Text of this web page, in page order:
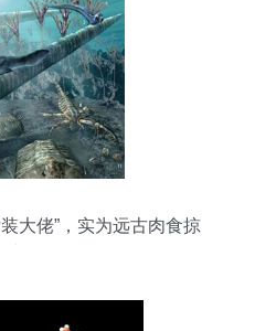
大佬”，实为远古肉食掠